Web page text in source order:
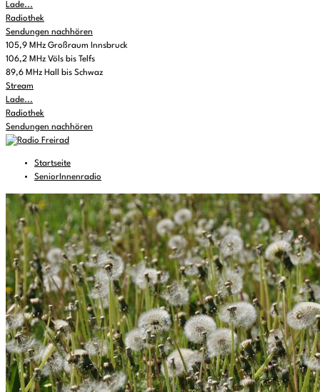
Lade...
Radiothek
Sendungen nachhören
105,9 MHz Großraum Innsbruck
106,2 MHz Völs bis Telfs
89,6 MHz Hall bis Schwaz
Stream
Lade...
Radiothek
Sendungen nachhören
Startseite
SeniorInnenradio